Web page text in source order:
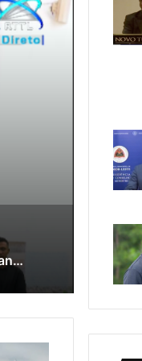
Lei Siberseguransa Ajuda Autoridade Polisiál Kaptura Autór Kriminozu ho Paradeiru Iha Estranjeiru